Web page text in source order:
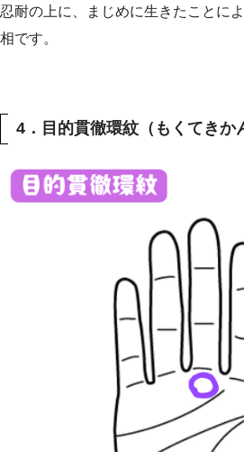
忍耐の上に、まじめに生きたことに
相です。
4．目的貫徹環紋（もくてきか